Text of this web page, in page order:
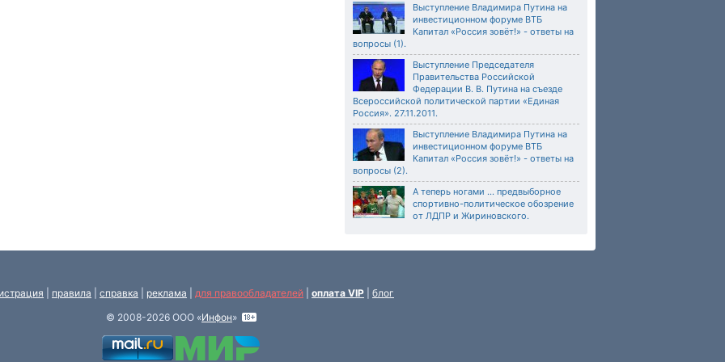
Выступление Владимира Путина на
инвестиционном форуме ВТБ
Капитал «Россия зовёт!» - ответы на
вопросы (1).
Выступление Председателя
Правительства Российской
Федерации В. В. Путина на съезде
Всероссийской политической партии «Единая
Россия». 27.11.2011.
Выступление Владимира Путина на
инвестиционном форуме ВТБ
Капитал «Россия зовёт!» - ответы на
вопросы (2).
А теперь ногами ... предвыборное
спортивно-политическое обозрение
от ЛДПР и Жириновского.
правила справка реклама для правообладателей оплата VIP
блог
© 2008-2026 ООО «Инфон»